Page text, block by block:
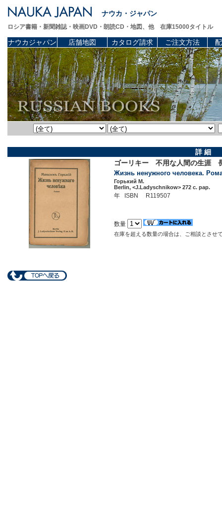
ナウカ・ジャパン
ロシア書籍・新聞雑誌・映画DVD・朗読CD・地図、他 在庫15000タイトル
ナウカジャパン 店舗地図 カタログ請求 ご注文方法
詳 細
ゴーリキー 不用な人間の生涯
Жизнь ненужного человека.
Горький М.
Berlin, <J.Ladyschnikow> 272 c. pap.
年 ISBN R119507
数量
在庫を超える数量の場合は、ご相談とさせ